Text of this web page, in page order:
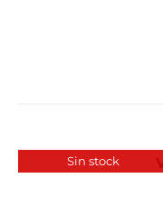
Sin stock